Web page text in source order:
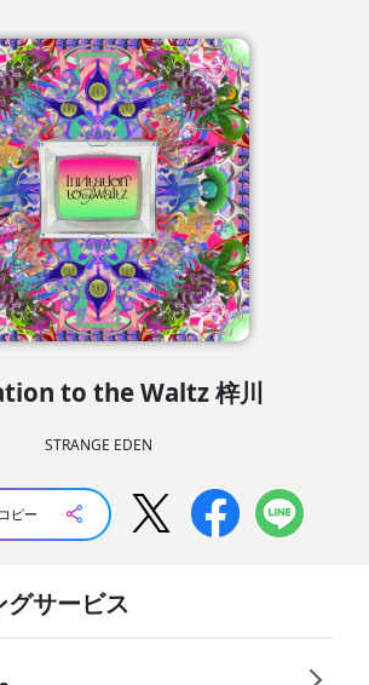
to the Waltz 梓川
STRANGE EDEN
ピー
グサービス